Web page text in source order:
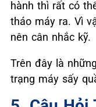
hành thì rất có
tháo máy ra. Vì
nên cân nhắc kỹ.
Trên đây là
trạng máy sấy